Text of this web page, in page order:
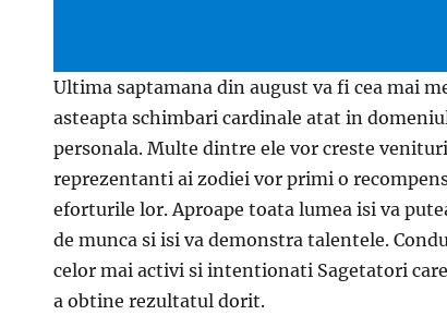
Ultima saptamana din august va fi cea mai
asteapta schimbari cardinale atat in
personala. Multe dintre ele vor creste
reprezentanti ai zodiei vor primi o
eforturile lor. Aproape toata lumea isi va
de munca si isi va demonstra talentele.
celor mai activi si intentionati Sagetatori
a obtine rezultatul dorit.